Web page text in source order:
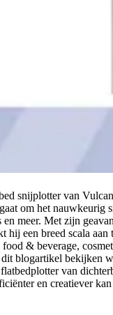
snijplotter van
om het nauwkeurig
en meer. Met zijn
hij een breed scala aan
& beverage,
blogartikel bekijken
van
en creatiever kan